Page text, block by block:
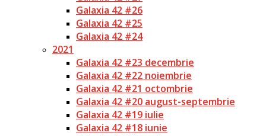
Galaxia 42 #26
Galaxia 42 #25
Galaxia 42 #24
2021
Galaxia 42 #23 decembrie
Galaxia 42 #22 noiembrie
Galaxia 42 #21 octombrie
Galaxia 42 #20 august-septembrie
Galaxia 42 #19 iulie
Galaxia 42 #18 iunie